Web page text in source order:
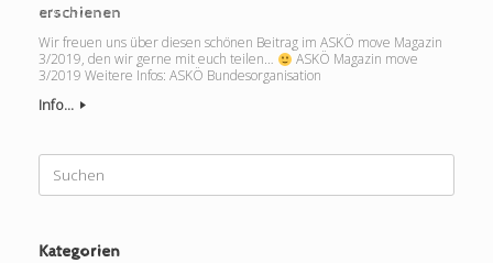
erschienen
Wir freuen uns über diesen schönen Beitrag im ASKÖ move Magazin
3/2019, den wir gerne mit euch teilen…
ASKÖ Magazin move
3/2019 Weitere Infos: ASKÖ Bundesorganisation
Info...
nach:
Kategorien